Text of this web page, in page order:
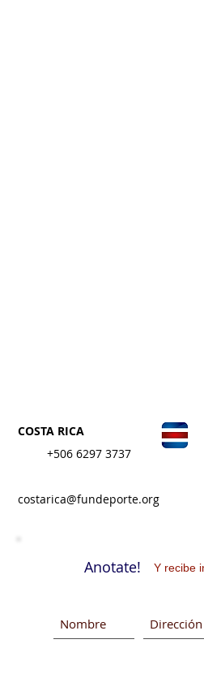
COSTA RICA
+506 6297 3737
costarica@fundeporte.org
Anotate! Y recibe